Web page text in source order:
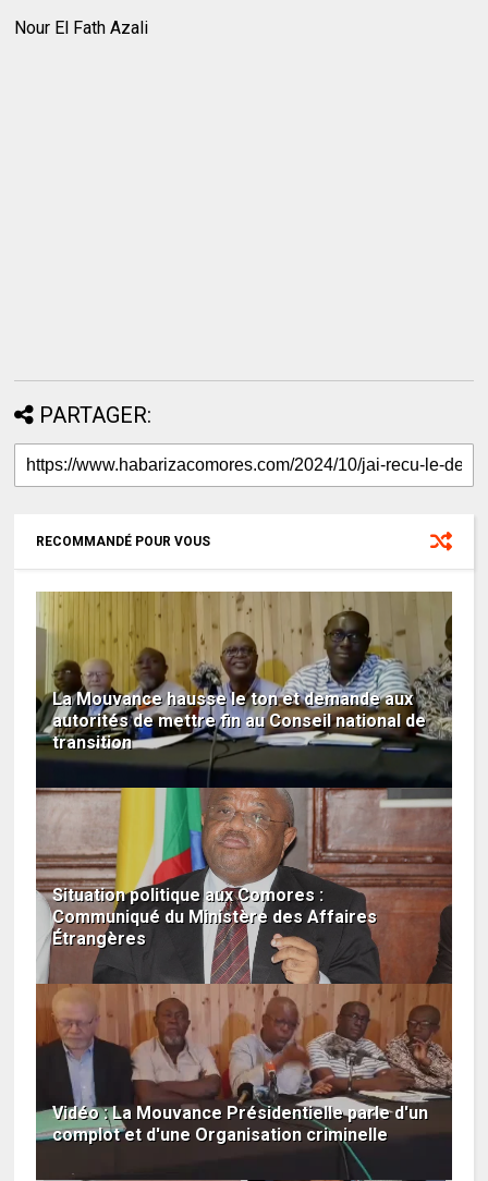
Nour El Fath Azali
PARTAGER:
RECOMMANDÉ POUR VOUS
La Mouvance hausse le ton et demande aux
autorités de mettre fin au Conseil national de
transition
Situation politique aux Comores :
Communiqué du Ministère des Affaires
Étrangères
Vidéo : La Mouvance Présidentielle parle d'un
complot et d'une Organisation criminelle